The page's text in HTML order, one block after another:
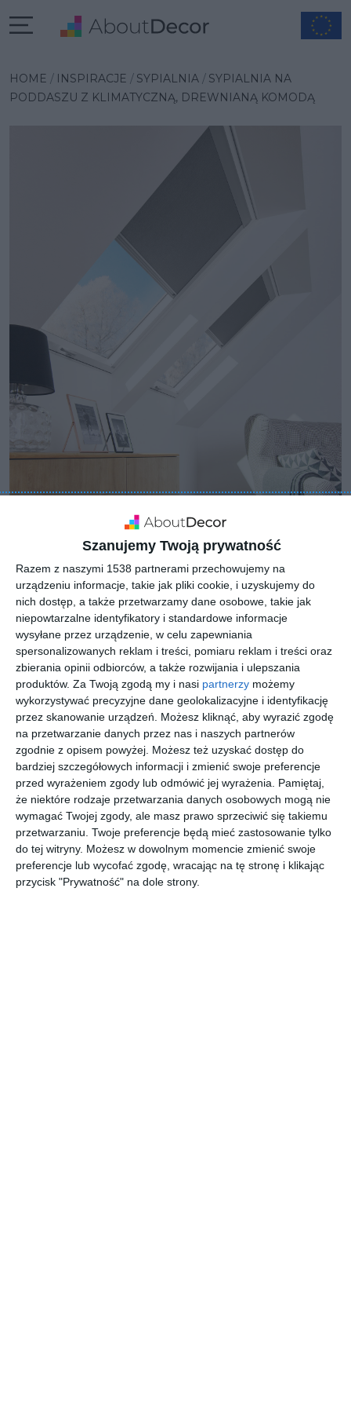
Szanujemy Twoją prywatność
Razem z naszymi 1538 partnerami przechowujemy na
urządzeniu informacje, takie jak pliki cookie, i uzyskujemy do
nich dostęp, a także przetwarzamy dane osobowe, takie jak
niepowtarzalne identyfikatory i standardowe informacje
wysyłane przez urządzenie, w celu zapewniania
spersonalizowanych reklam i treści, pomiaru reklam i treści oraz
zbierania opinii odbiorców, a także rozwijania i ulepszania
produktów. Za Twoją zgodą my i nasi partnerzy możemy
wykorzystywać precyzyjne dane geolokalizacyjne i identyfikację
przez skanowanie urządzeń. Możesz kliknąć, aby wyrazić zgodę
na przetwarzanie danych przez nas i naszych partnerów
zgodnie z opisem powyżej. Możesz też uzyskać dostęp do
bardziej szczegółowych informacji i zmienić swoje preferencje
przed wyrażeniem zgody lub odmówić jej wyrażenia.
Pamiętaj,
że niektóre rodzaje przetwarzania danych osobowych mogą nie
wymagać Twojej zgody, ale masz prawo sprzeciwić się takiemu
przetwarzaniu. Twoje preferencje będą mieć zastosowanie tylko
do tej witryny. Możesz w dowolnym momencie zmienić swoje
preferencje lub wycofać zgodę, wracając na tę stronę i klikając
przycisk "Prywatność" na dole strony.
HOME INSPIRACJE SYPIALNIA
SYPIALNIA NA
PODDASZU Z KLIMATYCZNĄ, DREWNIANĄ KOMODĄ
INSPIRACJA